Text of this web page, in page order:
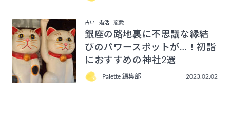
占い 婚活 恋愛
銀座の路地裏に不思議な縁結
びのパワースポットが…！初詣
におすすめの神社2選
Palette 編集部 2023.02.02